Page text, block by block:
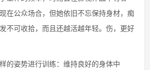
在公众场合，但她依旧不忘保持身材，痴
不可收拾，而且还越活越年轻。伤，更好
姿势进行训练：维持良好的身体中